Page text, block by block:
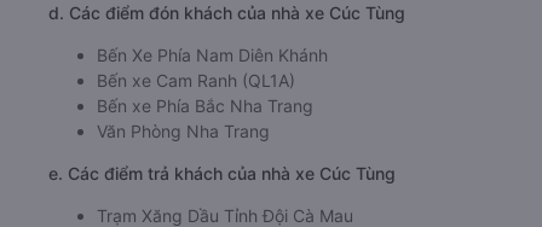
d. Các điểm đón khách của nhà xe Cúc Tùng
Bến Xe Phía Nam Diên Khánh
Bến xe Cam Ranh (QL1A)
Bến xe Phía Bắc Nha Trang
Văn Phòng Nha Trang
e. Các điểm trả khách của nhà xe Cúc Tùng
Trạm Xăng Dầu Tỉnh Đội Cà Mau